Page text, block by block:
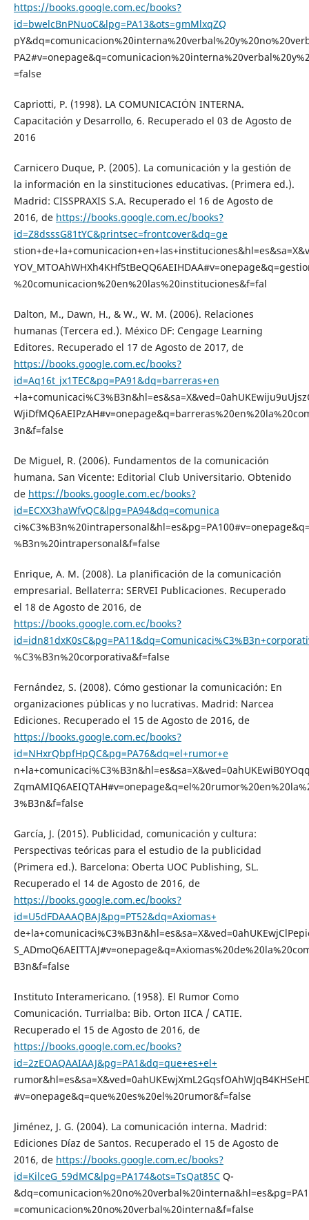
https://books.google.com.ec/books?
id=bwelcBnPNuoC&lpg=PA13&ots=gmMlxqZQ
=false
Capriotti, P. (1998). LA COMUNICACIÓN INTERNA.
Capacitación y Desarrollo, 6. Recuperado el 03 de Agosto de
2016
Carnicero Duque, P. (2005). La comunicación y la gestión de
la información en la sinstituciones educativas. (Primera ed.).
Madrid: CISSPRAXIS S.A. Recuperado el 16 de Agosto de
2016, de https://books.google.com.ec/books?
id=Z8dsssG81tYC&printsec=frontcover&dq=ge
%20comunicacion%20en%20las%20instituciones&f=fal
Dalton, M., Dawn, H., & W., W. M. (2006). Relaciones
humanas (Tercera ed.). México DF: Cengage Learning
Editores. Recuperado el 17 de Agosto de 2017, de
https://books.google.com.ec/books?
id=Aq16t_jx1TEC&pg=PA91&dq=barreras+en
3n&f=false
De Miguel, R. (2006). Fundamentos de la comunicación
humana. San Vicente: Editorial Club Universitario. Obtenido
de https://books.google.com.ec/books?
id=ECXX3haWfvQC&lpg=PA94&dq=comunica
%B3n%20intrapersonal&f=false
Enrique, A. M. (2008). La planificación de la comunicación
empresarial. Bellaterra: SERVEI Publicaciones. Recuperado
el 18 de Agosto de 2016, de
https://books.google.com.ec/books?
%C3%B3n%20corporativa&f=false
Fernández, S. (2008). Cómo gestionar la comunicación: En
organizaciones públicas y no lucrativas. Madrid: Narcea
Ediciones. Recuperado el 15 de Agosto de 2016, de
https://books.google.com.ec/books?
id=NHxrQbpfHpQC&pg=PA76&dq=el+rumor+e
3%B3n&f=false
García, J. (2015). Publicidad, comunicación y cultura:
Perspectivas teóricas para el estudio de la publicidad
(Primera ed.). Barcelona: Oberta UOC Publishing, SL.
Recuperado el 14 de Agosto de 2016, de
https://books.google.com.ec/books?
id=U5dFDAAAQBAJ&pg=PT52&dq=Axiomas+
B3n&f=false
Instituto Interamericano. (1958). El Rumor Como
Comunicación. Turrialba: Bib. Orton IICA / CATIE.
Recuperado el 15 de Agosto de 2016, de
https://books.google.com.ec/books?
id=2zEOAQAAIAAJ&pg=PA1&dq=que+es+el+
#v=onepage&q=que%20es%20el%20rumor&f=false
Jiménez, J. G. (2004). La comunicación interna. Madrid:
Ediciones Díaz de Santos. Recuperado el 15 de Agosto de
2016, de https://books.google.com.ec/books?
id=KilceG_59dMC&lpg=PA174&ots=TsQat85CQ-
=comunicacion%20no%20verbal%20interna&f=false